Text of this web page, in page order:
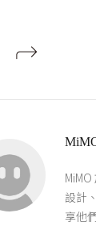
設計
享他